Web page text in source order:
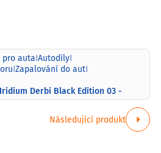
pro auta|Autodíly|
|Zapalování do aut|
Derbi Black Edition 03 -
Následující produkt